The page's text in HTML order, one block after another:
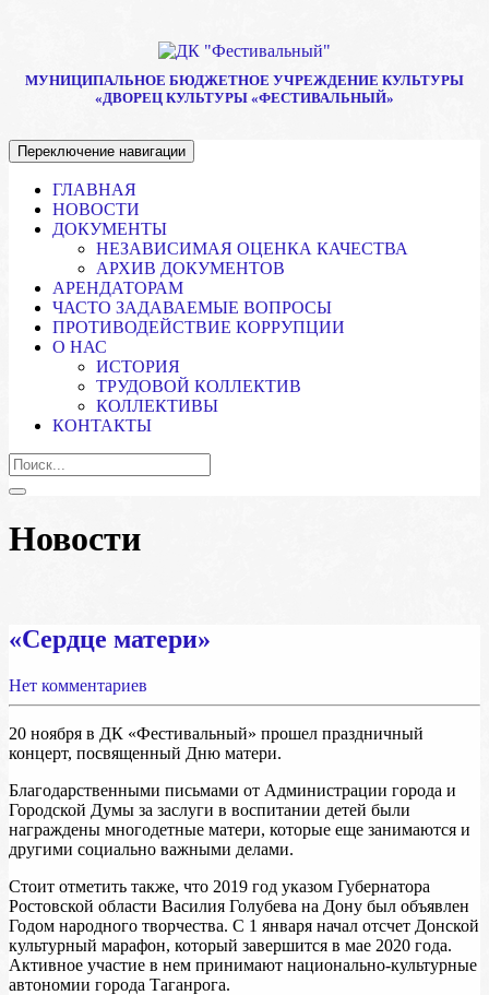
МУНИЦИПАЛЬНОЕ БЮДЖЕТНОЕ УЧРЕЖДЕНИЕ КУЛЬТУРЫ
«ДВОРЕЦ КУЛЬТУРЫ «ФЕСТИВАЛЬНЫЙ»
Переключение навигации
ГЛАВНАЯ
НОВОСТИ
ДОКУМЕНТЫ
НЕЗАВИСИМАЯ ОЦЕНКА КАЧЕСТВА
АРХИВ ДОКУМЕНТОВ
АРЕНДАТОРАМ
ЧАСТО ЗАДАВАЕМЫЕ ВОПРОСЫ
ПРОТИВОДЕЙСТВИЕ КОРРУПЦИИ
О НАС
ИСТОРИЯ
ТРУДОВОЙ КОЛЛЕКТИВ
КОЛЛЕКТИВЫ
КОНТАКТЫ
Новости
«Сердце матери»
Нет комментариев
20 ноября в ДК «Фестивальный» прошел праздничный
концерт, посвященный Дню матери.
Благодарственными письмами от Администрации города и
Городской Думы за заслуги в воспитании детей были
награждены многодетные матери, которые еще занимаются и
другими социально важными делами.
Стоит отметить также, что 2019 год указом Губернатора
Ростовской области Василия Голубева на Дону был объявлен
Годом народного творчества. С 1 января начал отсчет Донской
культурный марафон, который завершится в мае 2020 года.
Активное участие в нем принимают национально-культурные
автономии города Таганрога.